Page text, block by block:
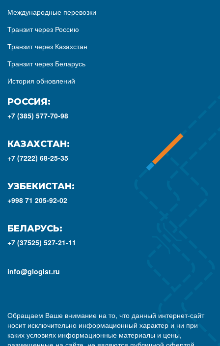
Международные перевозки
Транзит через Россию
Транзит через Казахстан
Транзит через Беларусь
История обновлений
РОССИЯ:
+7 (385) 577-70-98
КАЗАХСТАН:
+7 (7222) 68-25-35
УЗБЕКИСТАН:
+998 71 205-92-02
БЕЛАРУСЬ:
+7 (37525) 527-21-11
info@glogist.ru
Обращаем Ваше внимание на то, что данный интернет-сайт
носит исключительно информационный характер и ни при
каких условиях информационные материалы и цены,